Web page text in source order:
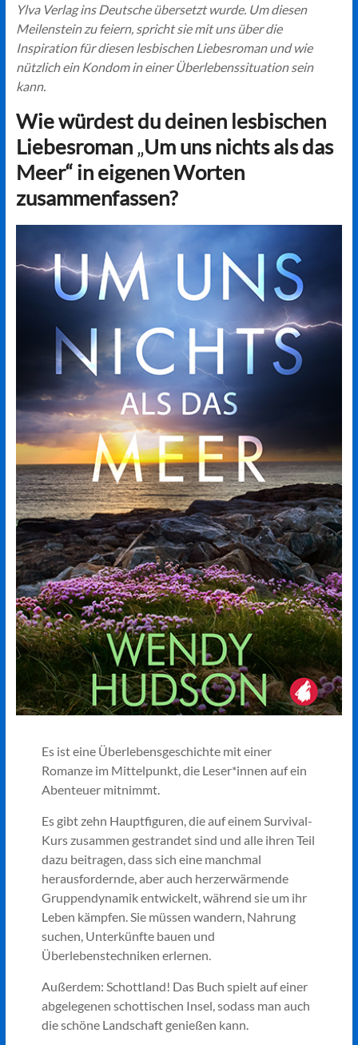
Ylva Verlag ins Deutsche übersetzt wurde. Um diesen
Meilenstein zu feiern, spricht sie mit uns über die
Inspiration für diesen lesbischen Liebesroman und wie
nützlich ein Kondom in einer Überlebenssituation sein
kann.
Wie würdest du deinen lesbischen
Liebesroman „Um uns nichts als das
Meer“ in eigenen Worten
zusammenfassen?
Es ist eine Überlebensgeschichte mit einer
Romanze im Mittelpunkt, die Leser*innen auf ein
Abenteuer mitnimmt.
Es gibt zehn Hauptfiguren, die auf einem Survival-
Kurs zusammen gestrandet sind und alle ihren Teil
dazu beitragen, dass sich eine manchmal
herausfordernde, aber auch herzerwärmende
Gruppendynamik entwickelt, während sie um ihr
Leben kämpfen. Sie müssen wandern, Nahrung
suchen, Unterkünfte bauen und
Überlebenstechniken erlernen.
Außerdem: Schottland! Das Buch spielt auf einer
abgelegenen schottischen Insel, sodass man auch
die schöne Landschaft genießen kann.